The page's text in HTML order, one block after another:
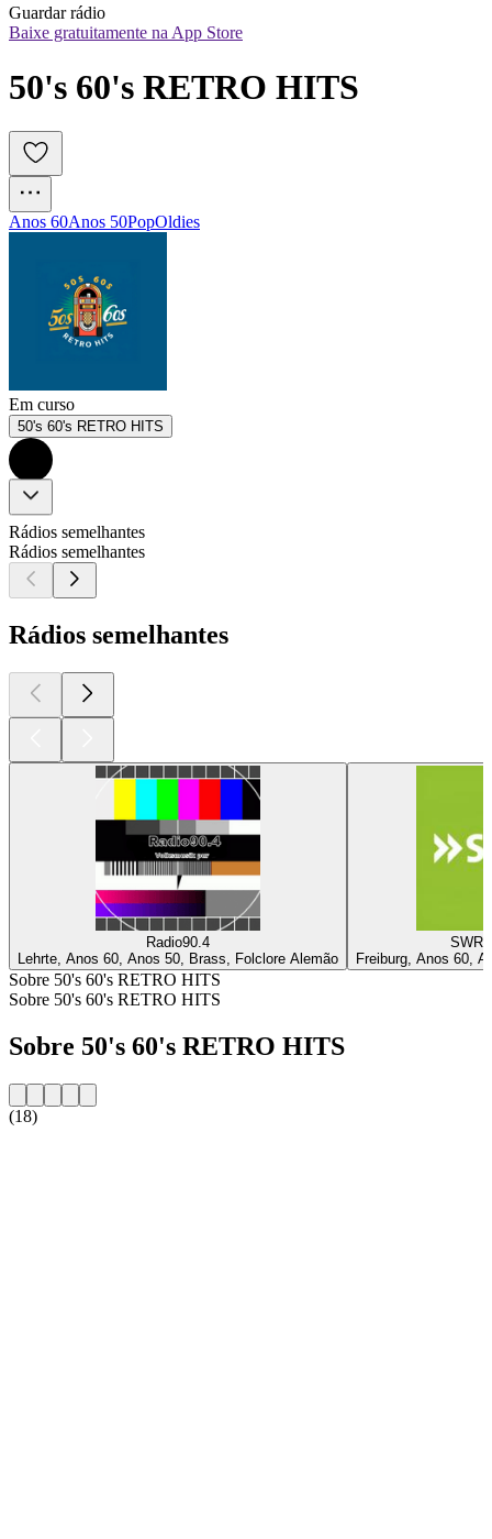
Guardar rádio
Baixe gratuitamente na App Store
50's 60's RETRO HITS
Anos 60Anos 50PopOldies
Em curso
50's 60's RETRO HITS
Rádios semelhantes
Rádios semelhantes
Rádios semelhantes
Radio90.4
Lehrte, Anos 60, Anos 50, Brass, Folclore Alemão
Freiburg, Anos 60,
Sobre 50's 60's RETRO HITS
Sobre 50's 60's RETRO HITS
Sobre 50's 60's RETRO HITS
(18)